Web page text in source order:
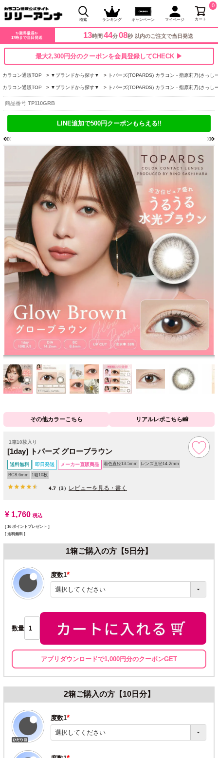
検索 ランキング キャンペーン マイページ カート
0
✨業界最長✨
17時まで当日発送
13時間 44分07秒 以内のご注文で当日発送
最大2,300円分のクーポンを会員登録してCHECK ▶
カラコン通販TOP ▼ブランドから探す▼ トパーズ(TOPARDS) カラコン - 指原莉乃(さっし
カラコン通販TOP ▼ブランドから探す▼ トパーズ(TOPARDS) カラコン - 指原莉乃(さっし
商品番号 TP110GRB
LINE追加で500円クーポンもらえる!!
その他カラーこちら リアルレポこちら📸
1箱10枚入り
[1day] トパーズ グローブラウン
送料無料 即日発送 メーカー直販商品 着色直径13.5mm レンズ直径14.2mm
BC8.6mm 1箱10枚
4.7 （3） レビューを見る・書く
¥ 1,760 税込
[ 16 ポイントプレゼント ]
送料無料
1箱ご購入の方【5日分】
度数1
(必
須)
数量
アプリダウンロードで1,000円分のクーポンGET
2箱ご購入の方【10日分】
度数1
(必
須)